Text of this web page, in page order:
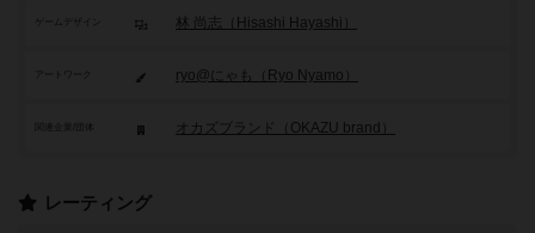
ゲームデザイン 林 尚志（Hisashi Hayashi）
アートワーク ryo@にゃも（Ryo Nyamo）
オカズブランド（OKAZU brand）
レーティング